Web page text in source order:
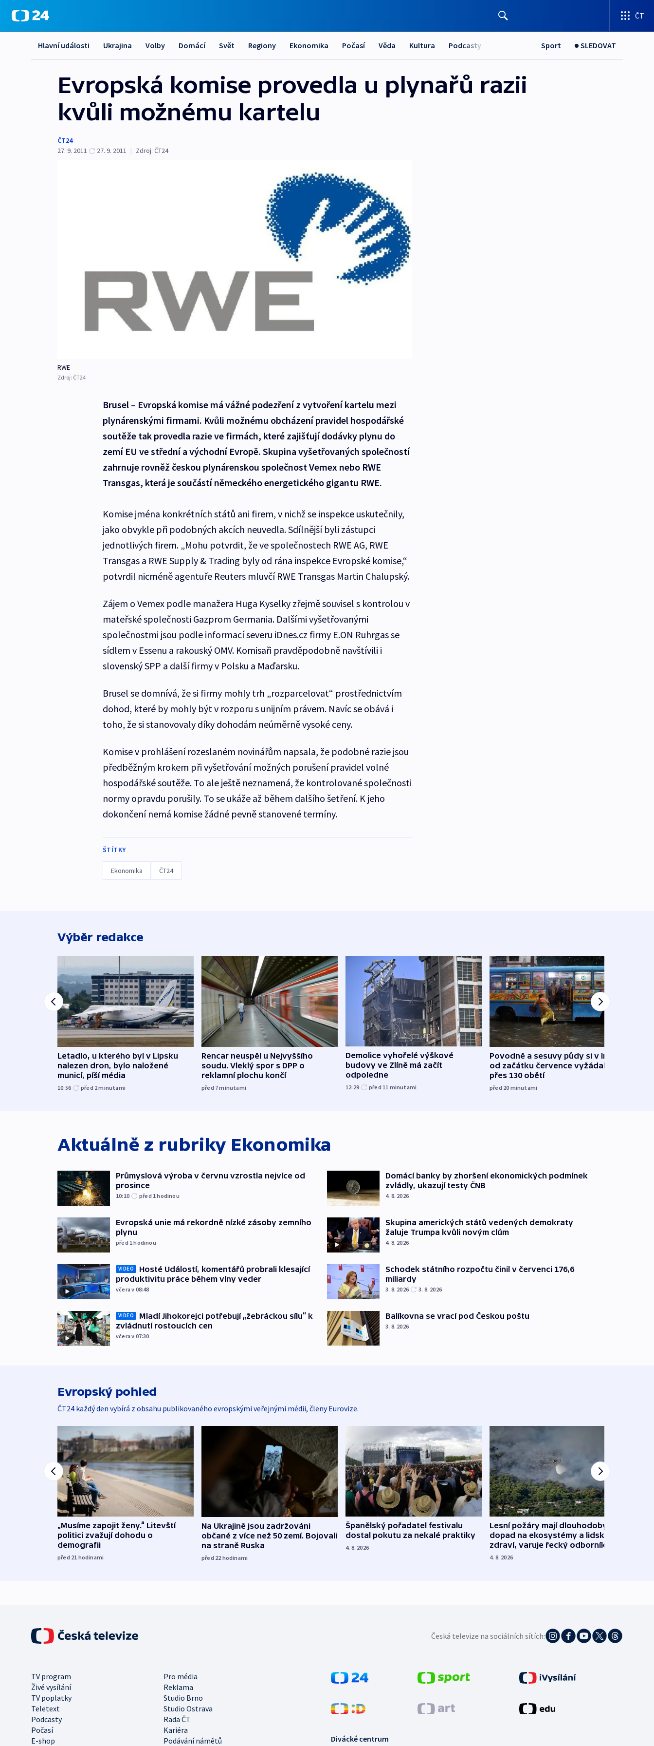
ČT
Hlavní události Ukrajina Volby Domácí Svět Regiony Ekonomika Počasí Věda Kultura Podcasty Sport SLEDOVAT
Evropská komise provedla u plynařů razii
kvůli možnému kartelu
ČT24
27. 9. 2011
27. 9. 2011 | Zdroj: ČT24
RWE
Zdroj: ČT24
Brusel – Evropská komise má vážné podezření z vytvoření kartelu mezi
plynárenskými firmami. Kvůli možnému obcházení pravidel hospodářské
soutěže tak provedla razie ve firmách, které zajišťují dodávky plynu do
zemí EU ve střední a východní Evropě. Skupina vyšetřovaných společností
zahrnuje rovněž českou plynárenskou společnost Vemex nebo RWE
Transgas, která je součástí německého energetického gigantu RWE.
Komise jména konkrétních států ani firem, v nichž se inspekce uskutečnily,
jako obvykle při podobných akcích neuvedla. Sdílnější byli zástupci
jednotlivých firem. „Mohu potvrdit, že ve společnostech RWE AG, RWE
Transgas a RWE Supply & Trading byly od rána inspekce Evropské komise,“
potvrdil nicméně agentuře Reuters mluvčí RWE Transgas Martin Chalupský.
Zájem o Vemex podle manažera Huga Kyselky zřejmě souvisel s kontrolou v
mateřské společnosti Gazprom Germania. Dalšími vyšetřovanými
společnostmi jsou podle informací severu iDnes.cz firmy E.ON Ruhrgas se
sídlem v Essenu a rakouský OMV. Komisaři pravděpodobně navštívili i
slovenský SPP a další firmy v Polsku a Maďarsku.
Brusel se domnívá, že si firmy mohly trh „rozparcelovat“ prostřednictvím
dohod, které by mohly být v rozporu s unijním právem. Navíc se obává i
toho, že si stanovovaly díky dohodám neúměrně vysoké ceny.
Komise v prohlášení rozeslaném novinářům napsala, že podobné razie jsou
předběžným krokem při vyšetřování možných porušení pravidel volné
hospodářské soutěže. To ale ještě neznamená, že kontrolované společnosti
normy opravdu porušily. To se ukáže až během dalšího šetření. K jeho
dokončení nemá komise žádné pevně stanovené termíny.
ŠTÍTKY
Ekonomika ČT24
Výběr redakce
Letadlo, u kterého byl v Lipsku
nalezen dron, bylo naložené
municí, píší média
10:56 před 2minutami
Rencar neuspěl u Nejvyššího
soudu. Vleklý spor s DPP o
reklamní plochu končí
před 7minutami
Demolice vyhořelé výškové
budovy ve Zlíně má začít
odpoledne
12:29 před 11 minutami
Povodně a sesuvy půdy si v Indii
od začátku července vyžádaly
přes 130 obětí
před 20 minutami
Aktuálně z rubriky Ekonomika
Průmyslová výroba v červnu vzrostla nejvíce od
prosince
10:10 před 1hodinou
Evropská unie má rekordně nízké zásoby zemního
plynu
před 1hodinou
VIDEO
Hosté Událostí, komentářů probrali klesající
produktivitu práce během vlny veder
včera v 08:48
VIDEO
Mladí Jihokorejci potřebují „žebráckou sílu“ k
zvládnutí rostoucích cen
včera v 07:30
Domácí banky by zhoršení ekonomických podmínek
zvládly, ukazují testy ČNB
4. 8. 2026
Skupina amerických států vedených demokraty
žaluje Trumpa kvůli novým clům
4. 8. 2026
Schodek státního rozpočtu činil v červenci 176,6
miliardy
3. 8. 2026 3. 8. 2026
Balíkovna se vrací pod Českou poštu
3. 8. 2026
Evropský pohled
ČT24 každý den vybírá z obsahu publikovaného evropskými veřejnými médii, členy Eurovize.
„Musíme zapojit ženy.“ Litevští
politici zvažují dohodu o
demografii
před 21 hodinami
Na Ukrajině jsou zadržováni
občané z více než 50 zemí. Bojovali
na straně Ruska
před 22 hodinami
Španělský pořadatel festivalu
dostal pokutu za nekalé praktiky
4. 8. 2026
Lesní požáry mají dlouhodobý
dopad na ekosystémy a lidské
zdraví, varuje řecký odborník
4. 8. 2026
Česká televize na sociálních sítích:
TV program
Pro média
Živé vysílání
Reklama
TV poplatky
Studio Brno
Teletext
Studio Ostrava
Podcasty
Rada ČT
Počasí
Kariéra
E-shop
Podávání námětů Divácké centrum